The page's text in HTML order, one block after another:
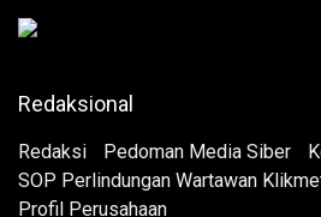
Redaksional
Redaksi Pedoman Media Siber
SOP Perlindungan Wartawan
Profil Perusahaan